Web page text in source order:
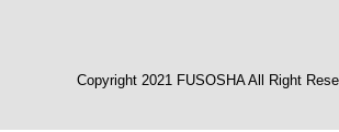
Copyright 2021 FUSOSHA All Right